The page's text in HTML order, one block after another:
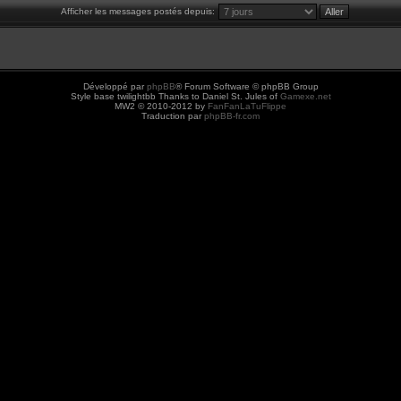
Afficher les messages postés depuis:
Développé par phpBB® Forum Software © phpBB Group
Style base twilightbb Thanks to Daniel St. Jules of Gamexe.net
MW2 © 2010-2012 by FanFanLaTuFlippe
Traduction par phpBB-fr.com